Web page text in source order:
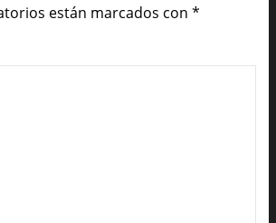
están marcados con *